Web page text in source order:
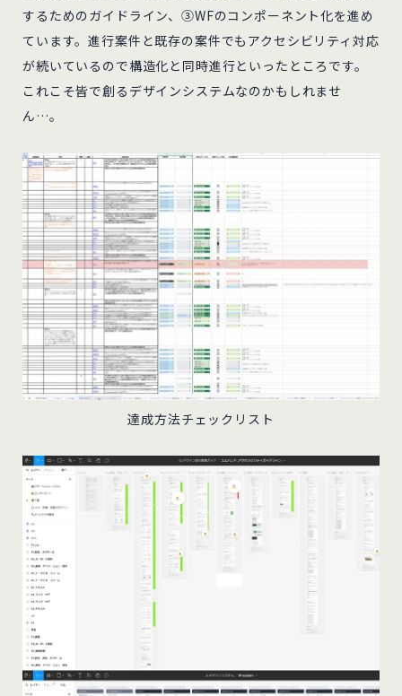
するためのガイドライン、③WFのコンポーネント化を進め
ています。進行案件と既存の案件でもアクセシビリティ対応
が続いているので構造化と同時進行といったところです。
これこそ皆で創るデザインシステムなのかもしれませ
ん…。
達成方法チェックリスト